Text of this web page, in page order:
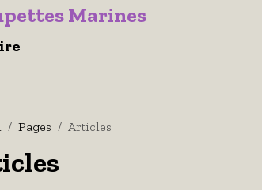
Marines
Pages Articles